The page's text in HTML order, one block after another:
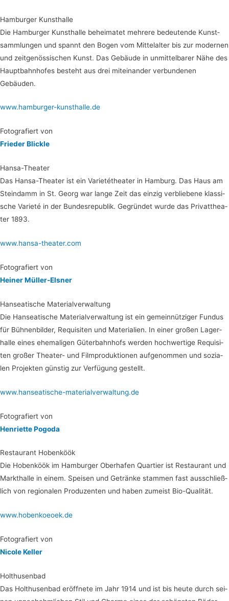
Ham­bur­ger Kunsthalle
Die Ham­bur­ger Kunst­hal­le behei­ma­tet meh­re­re bedeu­ten­de Kunst­
samm­lun­gen und spannt den Bogen vom Mit­tel­al­ter bis zur moder­nen
und zeit­ge­nös­si­schen Kunst. Das Gebäu­de in unmit­tel­ba­rer Nähe des
Haupt­bahn­ho­fes besteht aus drei mit­ein­an­der ver­bun­de­nen
Gebäuden.
www.hamburger-kunsthalle.de
Foto­gra­fiert von
Frie­der Blickle
Han­sa-Thea­ter
Das Han­sa-Thea­ter ist ein Varie­té­thea­ter in Ham­burg. Das Haus am
Stein­damm in St. Georg war lan­ge Zeit das ein­zig ver­blie­be­ne klas­si­
sche Varie­té in der Bun­des­re­pu­blik. Gegrün­det wur­de das Pri­vat­thea­
ter 1893.
www.hansa-theater.com
Foto­gra­fiert von
Hei­ner Müller-Elsner
Han­sea­ti­sche Materialverwaltung
Die Han­sea­ti­sche Mate­ri­al­ver­wal­tung ist ein gemein­nüt­zi­ger Fun­dus
für Büh­nen­bil­der, Requi­si­ten und Mate­ria­li­en. In einer gro­ßen Lager­
hal­le eines ehe­ma­li­gen Güter­bahn­hofs wer­den hoch­wer­ti­ge Requi­si­
ten gro­ßer Thea­ter- und Film­pro­duk­tio­nen auf­ge­nom­men und sozia­
len Pro­jek­ten güns­tig zur Ver­fü­gung gestellt.
www.hanseatische-materialverwaltung.de
Foto­gra­fiert von
Hen­ri­et­te Pogoda
Restau­rant Hobenköök
Die Hoben­köök im Ham­bur­ger Ober­ha­fen Quar­tier ist Restau­rant und
Markt­hal­le in einem. Spei­sen und Geträn­ke stam­men fast aus­schließ­
lich von regio­na­len Pro­du­zen­ten und haben zumeist Bio-Qualität.
www.hobenkoeoek.de
Foto­gra­fiert von
Nico­le Keller
Hol­thu­sen­bad
Das Hol­thu­sen­bad eröff­ne­te im Jahr 1914 und ist bis heu­te durch sei­